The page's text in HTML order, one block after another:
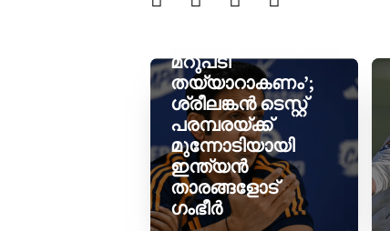
മറുപടി
തയ്യാറാകണം’;
ശ്രീലങ്കൻ ടെസ്റ്റ്
പരമ്പരയ്ക്ക്
മുന്നോടിയായി
ഇന്ത്യൻ
താരങ്ങളോട്
ഗംഭീർ